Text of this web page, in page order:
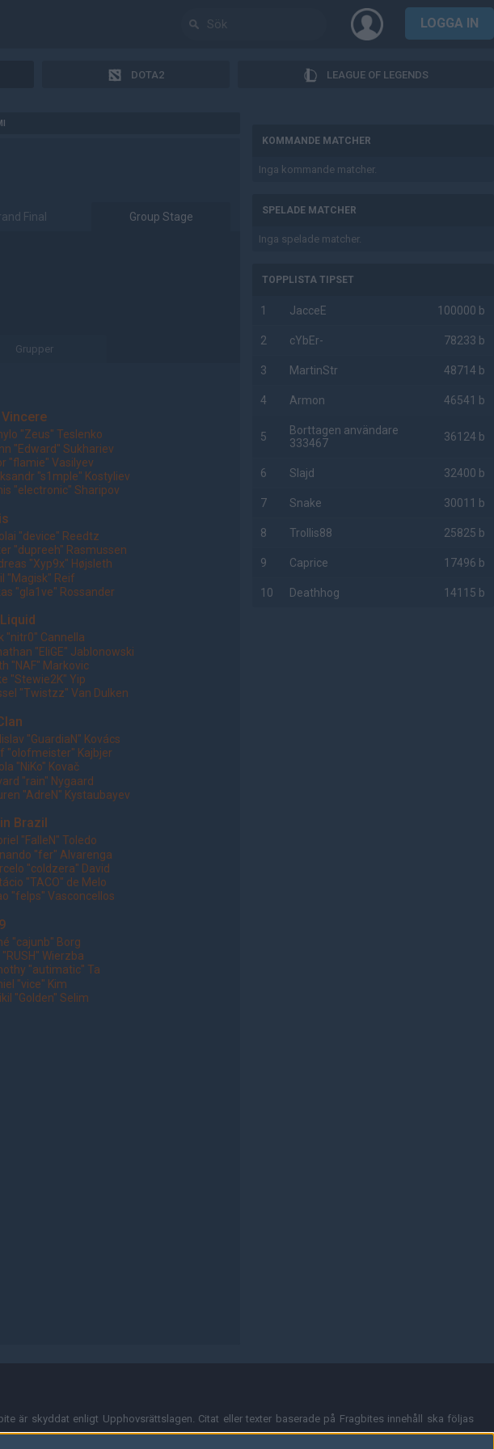
LOGGA IN
DOTA2 LEAGUE OF LEGENDS
Final Group Stage
Grupper
"Zeus" Teslenko
"Edward" Sukhariev
"flamie" Vasilyev
"s1mple" Kostyliev
"electronic" Sharipov
"device" Reedtz
"dupreeh" Rasmussen
"Xyp9x" Højsleth
"Magisk" Reif
"gla1ve" Rossander
"nitr0" Cannella
"EliGE" Jablonowski
"NAF" Markovic
"Stewie2K" Yip
"Twistzz" Van Dulken
"GuardiaN" Kovács
"olofmeister" Kajbjer
"NiKo" Kovač
"rain" Nygaard
"AdreN" Kystaubayev
Brazil
"FalleN" Toledo
"fer" Alvarenga
"coldzera" David
"TACO" de Melo
"felps" Vasconcellos
"cajunb" Borg
"RUSH" Wierzba
"autimatic" Ta
"vice" Kim
"Golden" Selim
KOMMANDE MATCHER
Inga kommande matcher.
SPELADE MATCHER
Inga spelade matcher.
TOPPLISTA TIPSET
1 JacceE 100000 b
2 cYbEr- 78233 b
3 MartinStr 48714 b
4 Armon 46541 b
5
Borttagen användare
333467
36124 b
6 Slajd 32400 b
7 Snake 30011 b
8 Trollis88 25825 b
9 Caprice 17496 b
10 Deathhog 14115 b
är skyddat enligt Upphovsrättslagen. Citat eller texter baserade på Fragbites innehåll ska följas